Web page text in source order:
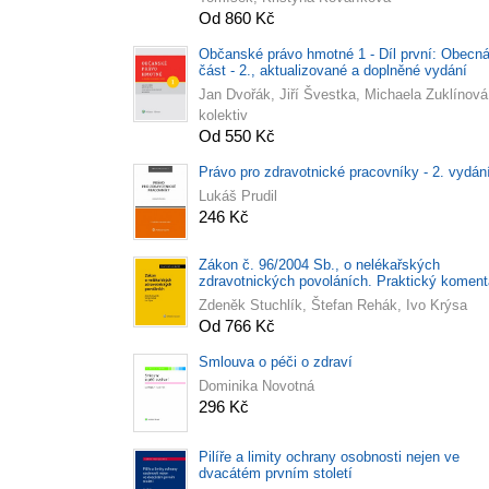
Od 860 Kč
Občanské právo hmotné 1 - Díl první: Obecná
část - 2., aktualizované a doplněné vydání
Jan Dvořák, Jiří Švestka, Michaela
kolektiv
Od 550 Kč
Právo pro zdravotnické pracovníky - 2.
Lukáš Prudil
246 Kč
Zákon č. 96/2004 Sb., o nelékařských
zdravotnických povoláních. Praktický
Zdeněk Stuchlík, Štefan Rehák, Ivo Krýsa
Od 766 Kč
Smlouva o péči o zdraví
Dominika Novotná
296 Kč
Pilíře a limity ochrany osobnosti nejen ve
dvacátém prvním století